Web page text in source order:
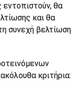
θα
και θα
συνεχή βελτίωση
κριτήρια: